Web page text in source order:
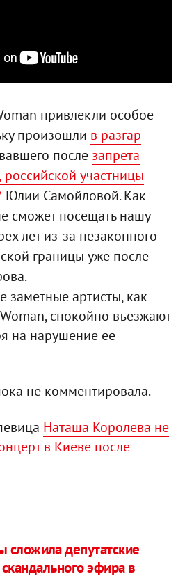
привлекли особое
произошли в разгар
после запрета
участницы
Юлии Самойловой. Как
сможет посещать нашу
лет из-за незаконного
границы уже после
заметные артисты, как
спокойно въезжают
на нарушение ее
не комментировала.
Наташа Королева не
в Киеве после
депутатские
эфира в